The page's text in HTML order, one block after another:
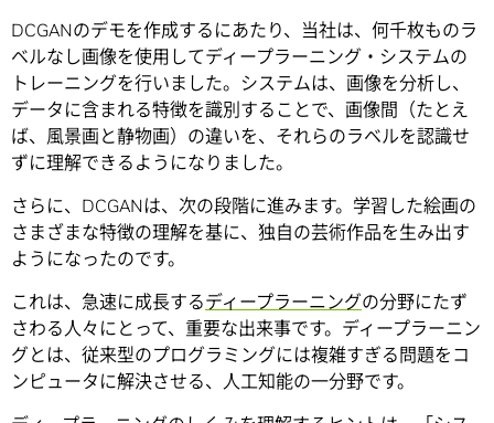
DCGANのデモを作成するにあたり、当社は、何千枚ものラ
ベルなし画像を使用してディープラーニング・システムの
トレーニングを行いました。システムは、画像を分析し、
データに含まれる特徴を識別することで、画像間（たとえ
ば、風景画と静物画）の違いを、それらのラベルを認識せ
ずに理解できるようになりました。
さらに、DCGANは、次の段階に進みます。学習した絵画の
さまざまな特徴の理解を基に、独自の芸術作品を生み出す
ようになったのです。
これは、急速に成長するディープラーニングの分野にたず
さわる人々にとって、重要な出来事です。ディープラーニン
グとは、従来型のプログラミングには複雑すぎる問題をコ
ンピュータに解決させる、人工知能の一分野です。